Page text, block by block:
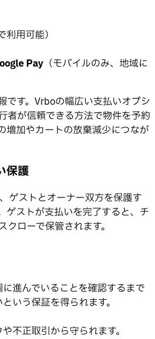
利用可能）
Pay （モバイルのみ、地域に
です。Vrboの幅広い支払いオプシ
者が信頼できる方法で物件を予約
増加やカートの放棄減少につなが
保護
ゲストとオーナー双方を保護す
ゲストが支払いを完了すると、チ
ローで保管されます。
進んでいることを確認するまで
いう保証を得られます。
不正取引から守られます。